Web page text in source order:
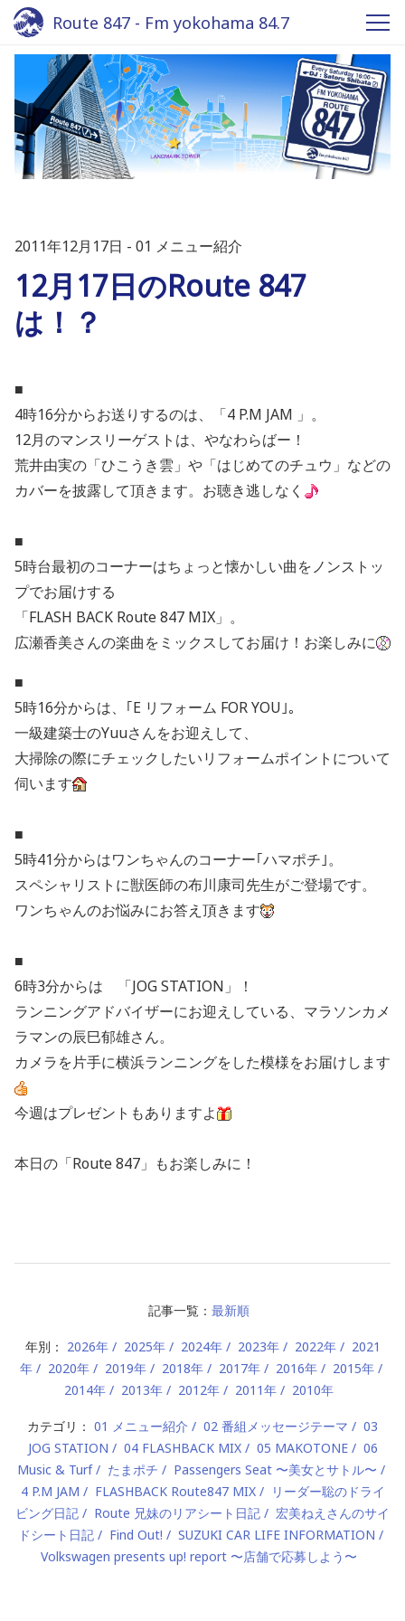
Route 847 - Fm yokohama 84.7
2011年12月17日 01 メニュー紹介
12月17日のRoute 847
は！？
■
4時16分からお送りするのは、「4 P.M JAM 」。
12月のマンスリーゲストは、やなわらばー！
荒井由実の「ひこうき雲」や「はじめてのチュウ」などの
カバーを披露して頂きます。お聴き逃しなく
■
5時台最初のコーナーはちょっと懐かしい曲をノンストッ
プでお届けする
「FLASH BACK Route 847 MIX」。
広瀬香美さんの楽曲をミックスしてお届け！お楽しみに
■
5時16分からは、｢E リフォーム FOR YOU｣。
一級建築士のYuuさんをお迎えして、
大掃除の際にチェックしたいリフォームポイントについて
伺います
■
5時41分からはワンちゃんのコーナー｢ハマポチ｣。
スペシャリストに獣医師の布川康司先生がご登場です。
ワンちゃんのお悩みにお答え頂きます
■
6時3分からは 「JOG STATION」！
ランニングアドバイザーにお迎えしている、マラソンカメ
ラマンの辰巳郁雄さん。
カメラを片手に横浜ランニングをした模様をお届けします
今週はプレゼントもありますよ
本日の「Route 847」もお楽しみに！
記事一覧： 最新順
年別： 2026年 2025年 2024年 2023年 2022年
2021
年
2020年 2019年 2018年 2017年 2016年
2015年
2014年
2013年 2012年 2011年 2010年
カテゴリ： 01 メニュー紹介 02 番組メッセージテーマ
03
JOG STATION
04 FLASHBACK MIX 05 MAKOTONE
06
Music & Turf
たまポチ
Passengers Seat 〜美女とサトル〜
4 P.M JAM
FLASHBACK Route847 MIX
リーダー聡のドライ
ビング日記
Route 兄妹のリアシート日記
宏美ねえさんのサイ
ドシート日記
Find Out!
SUZUKI CAR LIFE INFORMATION
Volkswagen presents up! report 〜店舗で応募しよう〜